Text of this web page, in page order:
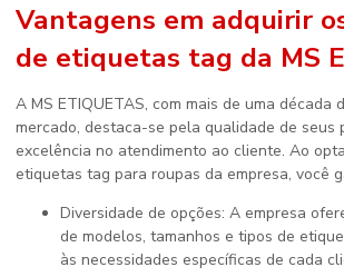
Vantagens em adquirir
de etiquetas tag da MS
A MS ETIQUETAS, com mais de uma década
mercado, destaca-se pela qualidade de seus
excelência no atendimento ao cliente. Ao
etiquetas tag para roupas da empresa, você
Diversidade de opções: A empresa oferece uma variedade
de modelos, tamanhos e tipos de
às necessidades específicas de cada